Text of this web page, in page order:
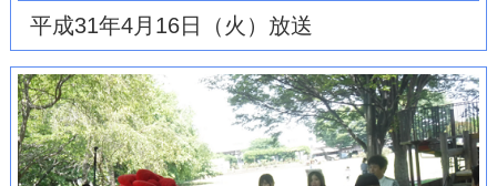
平成31年4月16日（火）放送